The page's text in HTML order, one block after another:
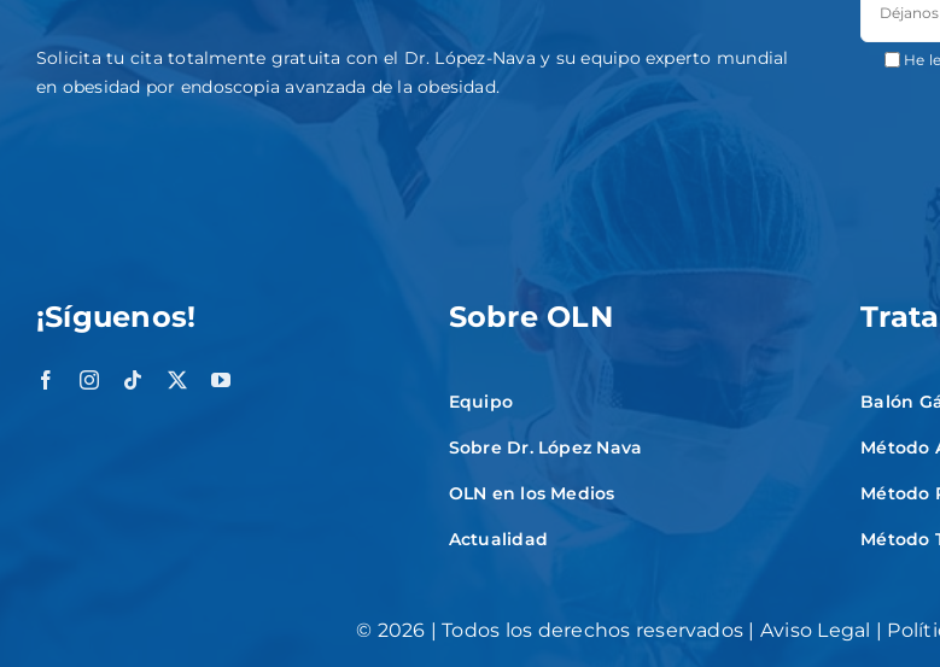
Solicita tu cita totalmente gratuita con el Dr. López-Nava y su equipo experto mundial
en obesidad por endoscopia avanzada de la obesidad.
He
¡Síguenos! Sobre OLN
Equipo
Sobre Dr. López Nava
OLN en los Medios
Actualidad
Balón
Método
Método
Método
© 2026 | Todos los derechos reservados | Aviso Legal |